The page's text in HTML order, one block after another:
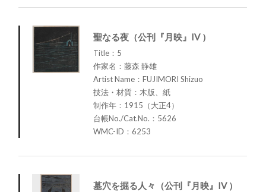
聖なる夜（公刊『月映』IV ）
Title：5
作家名：藤森 静雄
Artist Name：FUJIMORI Shizuo
技法・材質：木版、紙
制作年：1915（大正4）
台帳No./Cat.No.：5626
WMC-ID：6253
墓穴を掘る人々（公刊『月映』IV ）